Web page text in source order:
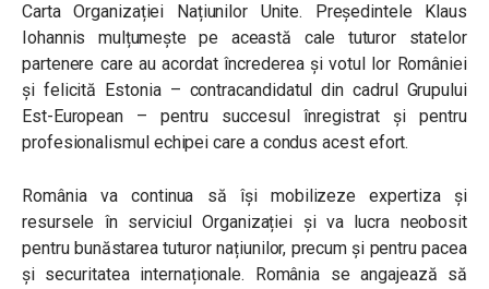
Carta Organizației Națiunilor Unite. Președintele Klaus
Iohannis mulțumește pe această cale tuturor statelor
partenere care au acordat încrederea și votul lor României
și felicită Estonia – contracandidatul din cadrul Grupului
Est-European – pentru succesul înregistrat și pentru
profesionalismul echipei care a condus acest efort.
România va continua să își mobilizeze expertiza și
resursele în serviciul Organizației și va lucra neobosit
pentru bunăstarea tuturor națiunilor, precum și pentru pacea
și securitatea internaționale. România se angajează să